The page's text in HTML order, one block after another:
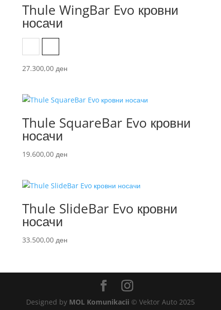
Thule WingBar Evo кровни
носачи
27.300,00 ден
Thule SquareBar Evo кровни
носачи
19.600,00 ден
Thule SlideBar Evo кровни
носачи
33.500,00 ден
Designed by MOL Komunikacii © Vektor Auto 2025